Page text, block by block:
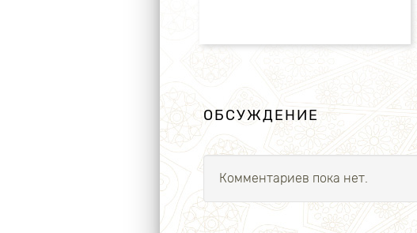
ОБСУЖДЕНИЕ
Комментариев пока нет.